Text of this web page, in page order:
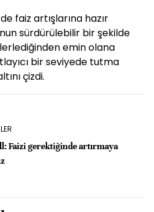
faiz artışlarına hazır
sürdürülebilir bir şekilde
emin olana
bir seviyede tutma
çizdi.
Faizi gerektiğinde artırmaya